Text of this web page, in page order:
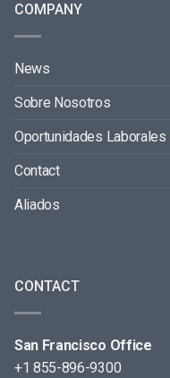
COMPANY
News
Sobre Nosotros
Oportunidades Laborales
Contact
Aliados
CONTACT
San Francisco Office
+1 855-896-9300